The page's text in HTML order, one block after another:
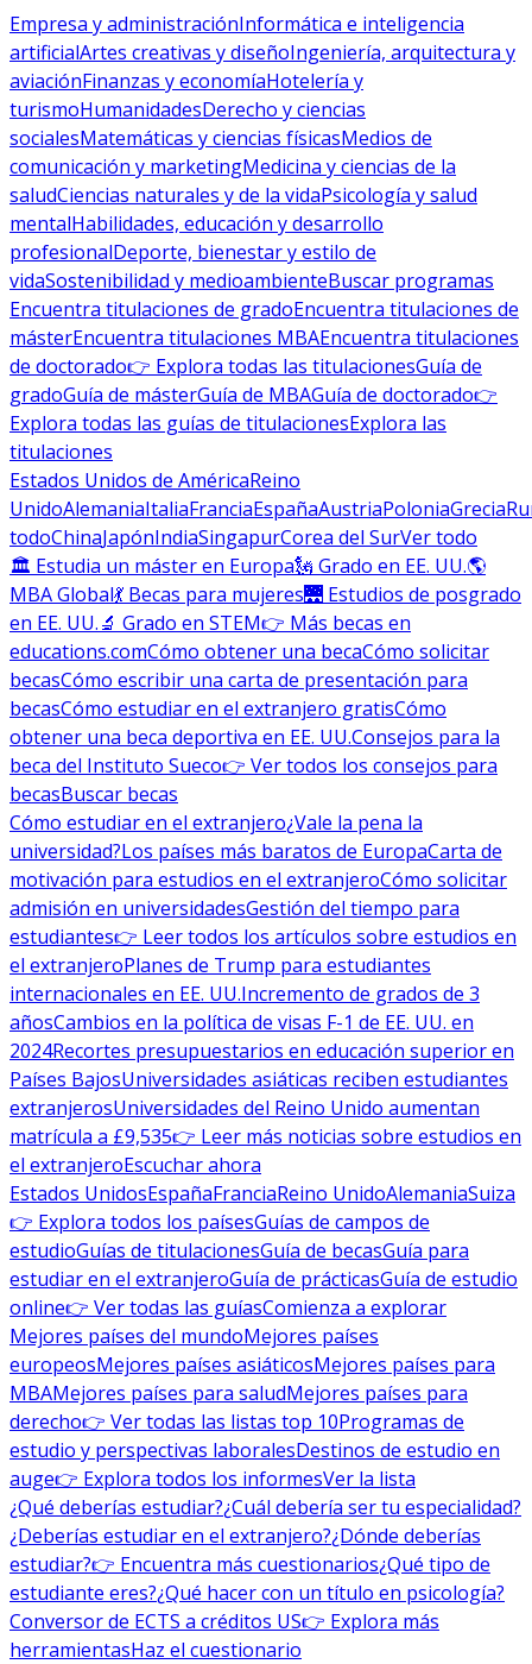
Empresa y administraciónInformática e inteligencia
artificialArtes creativas y diseñoIngeniería, arquitectura y
aviaciónFinanzas y economíaHotelería y
turismoHumanidadesDerecho y ciencias
socialesMatemáticas y ciencias físicasMedios de
comunicación y marketingMedicina y ciencias de la
saludCiencias naturales y de la vidaPsicología y salud
mentalHabilidades, educación y desarrollo
profesionalDeporte, bienestar y estilo de
vidaSostenibilidad y medioambienteBuscar programas
Encuentra titulaciones de gradoEncuentra titulaciones de
másterEncuentra titulaciones MBAEncuentra titulaciones
de doctorado👉 Explora todas las titulacionesGuía de
gradoGuía de másterGuía de MBAGuía de doctorado👉
Explora todas las guías de titulacionesExplora las
titulaciones
Estados Unidos de AméricaReino
UnidoAlemaniaItaliaFranciaEspañaAustriaPoloniaGrecia
todoChinaJapónIndiaSingapurCorea del SurVer todo
🏛 Estudia un máster en Europa🗽 Grado en EE. UU.🌎
MBA Global💃 Becas para mujeres🌉 Estudios de posgrado
en EE. UU.🔬 Grado en STEM👉 Más becas en
educations.comCómo obtener una becaCómo solicitar
becasCómo escribir una carta de presentación para
becasCómo estudiar en el extranjero gratisCómo
obtener una beca deportiva en EE. UU.Consejos para la
beca del Instituto Sueco👉 Ver todos los consejos para
becasBuscar becas
Cómo estudiar en el extranjero¿Vale la pena la
universidad?Los países más baratos de EuropaCarta de
motivación para estudios en el extranjeroCómo solicitar
admisión en universidadesGestión del tiempo para
estudiantes👉 Leer todos los artículos sobre estudios en
el extranjeroPlanes de Trump para estudiantes
internacionales en EE. UU.Incremento de grados de 3
añosCambios en la política de visas F-1 de EE. UU. en
2024Recortes presupuestarios en educación superior en
Países BajosUniversidades asiáticas reciben estudiantes
extranjerosUniversidades del Reino Unido aumentan
matrícula a £9,535👉 Leer más noticias sobre estudios en
el extranjeroEscuchar ahora
Estados UnidosEspañaFranciaReino UnidoAlemaniaSuiza
👉 Explora todos los paísesGuías de campos de
estudioGuías de titulacionesGuía de becasGuía para
estudiar en el extranjeroGuía de prácticasGuía de estudio
online👉 Ver todas las guíasComienza a explorar
Mejores países del mundoMejores países
europeosMejores países asiáticosMejores países para
MBAMejores países para saludMejores países para
derecho👉 Ver todas las listas top 10Programas de
estudio y perspectivas laboralesDestinos de estudio en
auge👉 Explora todos los informesVer la lista
¿Qué deberías estudiar?¿Cuál debería ser tu especialidad?
¿Deberías estudiar en el extranjero?¿Dónde deberías
estudiar?👉 Encuentra más cuestionarios¿Qué tipo de
estudiante eres?¿Qué hacer con un título en psicología?
Conversor de ECTS a créditos US👉 Explora más
herramientasHaz el cuestionario